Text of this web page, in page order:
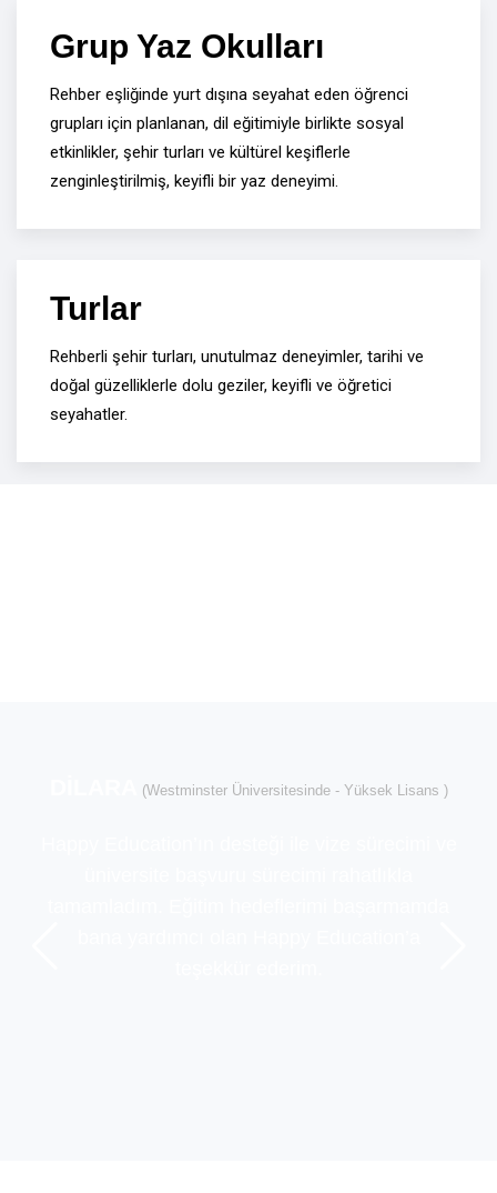
Grup Yaz Okulları
Rehber eşliğinde yurt dışına seyahat eden öğrenci
grupları için planlanan, dil eğitimiyle birlikte sosyal
etkinlikler, şehir turları ve kültürel keşiflerle
zenginleştirilmiş, keyifli bir yaz deneyimi.
Turlar
Rehberli şehir turları, unutulmaz deneyimler, tarihi ve
doğal güzelliklerle dolu geziler, keyifli ve öğretici
seyahatler.
(Westminster Üniversitesinde - Yüksek Lisans )